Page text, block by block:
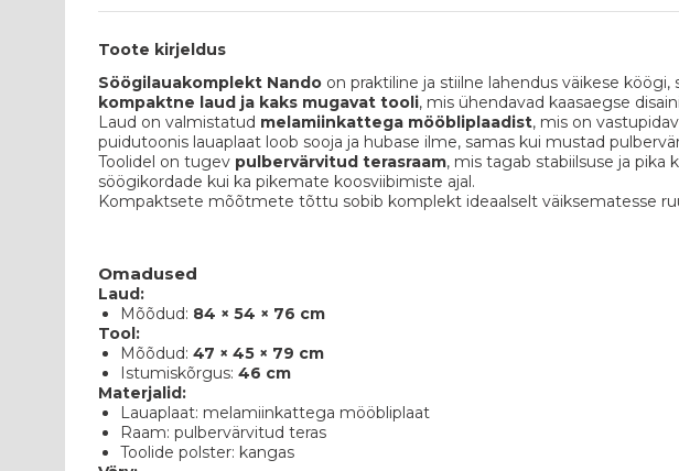
Toote kirjeldus
Söögilauakomplekt Nandoon praktiline ja stiilne lahendus väikese
kompaktne laud ja kaks mugavat tooli, mis ühendavad kaasaegse
Laud on valmistatud melamiinkattega mööbliplaadist, mis on
puidutoonis lauaplaat loob sooja ja hubase ilme, samas kui mustad
Toolidel on tugev pulbervärvitud terasraam, mis tagab stabiilsuse ja pika
söögikordade kui ka pikemate koosviibimiste ajal.
Kompaktsete mõõtmete tõttu sobib komplekt ideaalselt väiksematesse
Omadused
Laud:
Mõõdud: 84 × 54 × 76 cm
Tool:
Mõõdud: 47 × 45 × 79 cm
Istumiskõrgus: 46 cm
Materjalid:
Lauaplaat: melamiinkattega mööbliplaat
Raam: pulbervärvitud teras
Toolide polster: kangas